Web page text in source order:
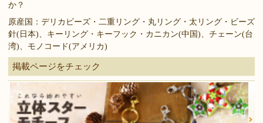
か？
原産国：デリカビーズ・二重リング・丸リング・太リング・ビーズ
針(日本)、キーリング・キーフック・カニカン(中国)、チェーン(台
湾)、モノコード(アメリカ)
掲載ページをチェック